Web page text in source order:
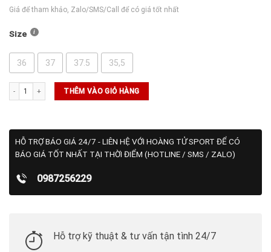
Giá để tham khảo, Zalo/SMS/Call để có giá tốt nhất
Size
36 37 37.5 35,5
Giày Asics GEL-RESOLUTION X (1041A481-102) số lượng
THÊM VÀO GIỎ HÀNG
HỖ TRỢ BÁO GIÁ 24/7 - LIÊN HỆ VỚI HOÀNG TỬ SPORT ĐỂ CÓ
BÁO GIÁ TỐT NHẤT TẠI THỜI ĐIỂM (HOTLINE / SMS / ZALO)
0987256229
Hỗ trợ kỹ thuật & tư vấn tận tình 24/7